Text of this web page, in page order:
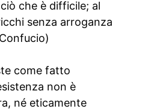
che è difficile; al
senza arroganza
come fatto
non è
né eticamente